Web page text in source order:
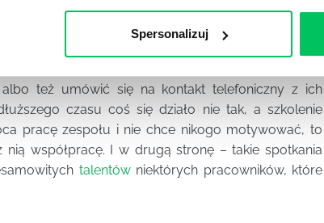
Spersonalizuj
integracyjnedla firm zdecydowanie pomagają
Niemniej jednak warto poruszyć jeszcze jedno
przedsiębiorca może dzięki takim spotkaniom
nieco zakłóca funkcjonowanie zespołu. Warto
też umówić się na kontakt telefoniczny z ich
czasu coś się działo nie tak, a szkolenie
pracę zespołu i nie chce nikogo motywować, to
współpracę. I w drugą stronę – takie spotkania
talentówniektórych pracowników, które